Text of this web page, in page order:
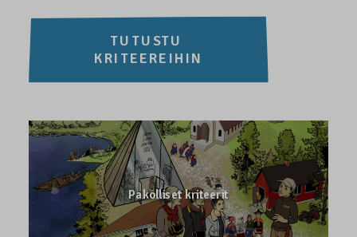
TUTUSTU
KRITEEREIHIN
Pakolliset kriteerit